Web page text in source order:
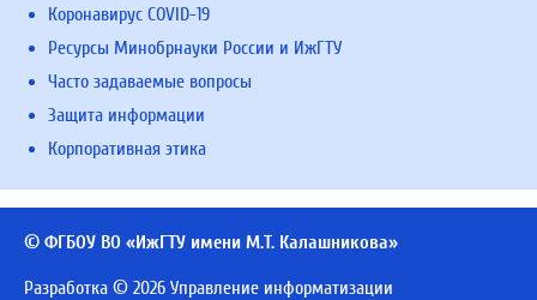
Коронавирус COVID-19
Ресурсы Минобрнауки России и ИжГТУ
Часто задаваемые вопросы
Защита информации
Корпоративная этика
© ФГБОУ ВО «ИжГТУ имени М.Т. Калашникова»
Разработка © 2026 Управление информатизации